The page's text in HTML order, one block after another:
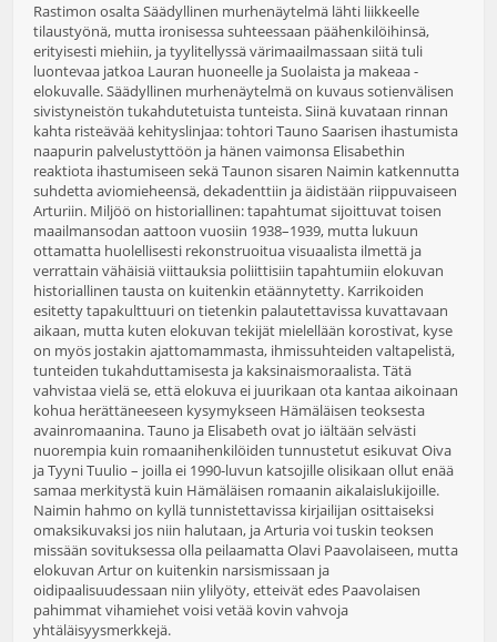
Rastimon osalta Säädyllinen murhenäytelmä lähti liikkeelle
tilaustyönä, mutta ironisessa suhteessaan päähenkilöihinsä,
erityisesti miehiin, ja tyylitellyssä värimaailmassaan siitä tuli
luontevaa jatkoa Lauran huoneelle ja Suolaista ja makeaa -
elokuvalle. Säädyllinen murhenäytelmä on kuvaus sotienvälisen
sivistyneistön tukahdutetuista tunteista. Siinä kuvataan rinnan
kahta risteävää kehityslinjaa: tohtori Tauno Saarisen ihastumista
naapurin palvelustyttöön ja hänen vaimonsa Elisabethin
reaktiota ihastumiseen sekä Taunon sisaren Naimin katkennutta
suhdetta aviomieheensä, dekadenttiin ja äidistään riippuvaiseen
Arturiin. Miljöö on historiallinen: tapahtumat sijoittuvat toisen
maailmansodan aattoon vuosiin 1938–1939, mutta lukuun
ottamatta huolellisesti rekonstruoitua visuaalista ilmettä ja
verrattain vähäisiä viittauksia poliittisiin tapahtumiin elokuvan
historiallinen tausta on kuitenkin etäännytetty. Karrikoiden
esitetty tapakulttuuri on tietenkin palautettavissa kuvattavaan
aikaan, mutta kuten elokuvan tekijät mielellään korostivat, kyse
on myös jostakin ajattomammasta, ihmissuhteiden valtapelistä,
tunteiden tukahduttamisesta ja kaksinaismoraalista. Tätä
vahvistaa vielä se, että elokuva ei juurikaan ota kantaa aikoinaan
kohua herättäneeseen kysymykseen Hämäläisen teoksesta
avainromaanina. Tauno ja Elisabeth ovat jo iältään selvästi
nuorempia kuin romaanihenkilöiden tunnustetut esikuvat Oiva
ja Tyyni Tuulio – joilla ei 1990-luvun katsojille olisikaan ollut enää
samaa merkitystä kuin Hämäläisen romaanin aikalaislukijoille.
Naimin hahmo on kyllä tunnistettavissa kirjailijan osittaiseksi
omaksikuvaksi jos niin halutaan, ja Arturia voi tuskin teoksen
missään sovituksessa olla peilaamatta Olavi Paavolaiseen, mutta
elokuvan Artur on kuitenkin narsismissaan ja
oidipaalisuudessaan niin ylilyöty, etteivät edes Paavolaisen
pahimmat vihamiehet voisi vetää kovin vahvoja
yhtäläisyysmerkkejä.